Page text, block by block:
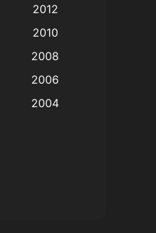
2012
2010
2008
2006
2004